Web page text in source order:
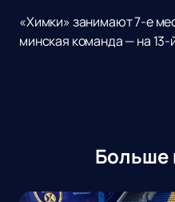
«Химки» занимают 7-е
минская команда — на 13-
Больше